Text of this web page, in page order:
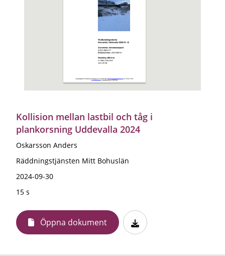
Kollision mellan lastbil och tåg i
plankorsning Uddevalla 2024
Oskarsson Anders
Räddningstjänsten Mitt Bohuslän
2024-09-30
15 s
Öppna dokument